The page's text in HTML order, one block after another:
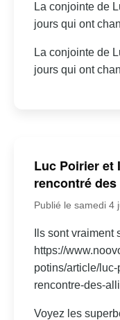
La conjointe de
jours qui ont
La conjointe de
jours qui ont
Luc Poirier et
rencontré
Publié le samedi 4
Ils sont
https://
potins/article/
rencontre-des-
Voyez les